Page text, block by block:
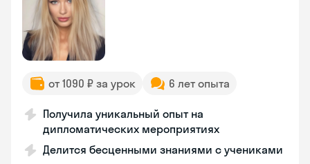
от 1090 ₽ за урок 6 лет опыта
Получила уникальный опыт на
дипломатических мероприятиях
Делится бесценными знаниями с учениками